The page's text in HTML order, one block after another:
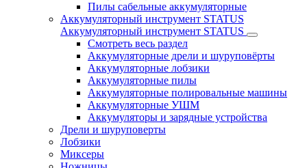
Пилы сабельные аккумуляторные
Аккумуляторный инструмент STATUS
Аккумуляторный инструмент STATUS
Смотреть весь раздел
Аккумуляторные дрели и шуруповёрты
Аккумуляторные лобзики
Аккумуляторные пилы
Аккумуляторные полировальные машины
Аккумуляторные УШМ
Аккумуляторы и зарядные устройства
Дрели и шуруповерты
Лобзики
Миксеры